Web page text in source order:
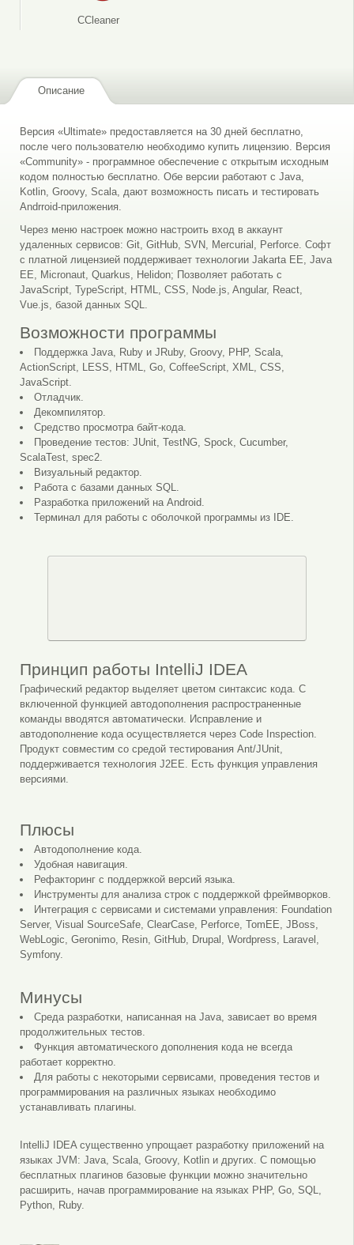
CCleaner
Описание
Версия «Ultimate» предоставляется на 30 дней бесплатно,
после чего пользователю необходимо купить лицензию. Версия
«Community» - программное обеспечение с открытым исходным
кодом полностью бесплатно. Обе версии работают с Java,
Kotlin, Groovy, Scala, дают возможность писать и тестировать
Andrroid-приложения.
Через меню настроек можно настроить вход в аккаунт
удаленных сервисов: Git, GitHub, SVN, Mercurial, Perforce. Софт
с платной лицензией поддерживает технологии Jakarta EE, Java
EE, Micronaut, Quarkus, Helidon; Позволяет работать с
JavaScript, TypeScript, HTML, CSS, Node.js, Angular, React,
Vue.js, базой данных SQL.
Возможности программы
Поддержка Java, Ruby и JRuby, Groovy, PHP, Scala,
ActionScript, LESS, HTML, Go, CoffeeScript, XML, CSS,
JavaScript.
Отладчик.
Декомпилятор.
Средство просмотра байт-кода.
Проведение тестов: JUnit, TestNG, Spock, Cucumber,
ScalaTest, spec2.
Визуальный редактор.
Работа с базами данных SQL.
Разработка приложений на Android.
Терминал для работы с оболочкой программы из IDE.
Принцип работы IntelliJ IDEA
Графический редактор выделяет цветом синтаксис кода. С
включенной функцией автодополнения распространенные
команды вводятся автоматически. Исправление и
автодополнение кода осуществляется через Code Inspection.
Продукт совместим со средой тестирования Ant/JUnit,
поддерживается технология J2EE. Есть функция управления
версиями.
Плюсы
Автодополнение кода.
Удобная навигация.
Рефакторинг с поддержкой версий языка.
Инструменты для анализа строк с поддержкой фреймворков.
Интеграция с сервисами и системами управления: Foundation
Server, Visual SourceSafe, ClearCase, Perforce, TomEE, JBoss,
WebLogic, Geronimo, Resin, GitHub, Drupal, Wordpress, Laravel,
Symfony.
Минусы
Среда разработки, написанная на Java, зависает во время
продолжительных тестов.
Функция автоматического дополнения кода не всегда
работает корректно.
Для работы с некоторыми сервисами, проведения тестов и
программирования на различных языках необходимо
устанавливать плагины.
IntelliJ IDEA существенно упрощает разработку приложений на
языках JVM: Java, Scala, Groovy, Kotlin и других. С помощью
бесплатных плагинов базовые функции можно значительно
расширить, начав программирование на языках PHP, Go, SQL,
Python, Ruby.